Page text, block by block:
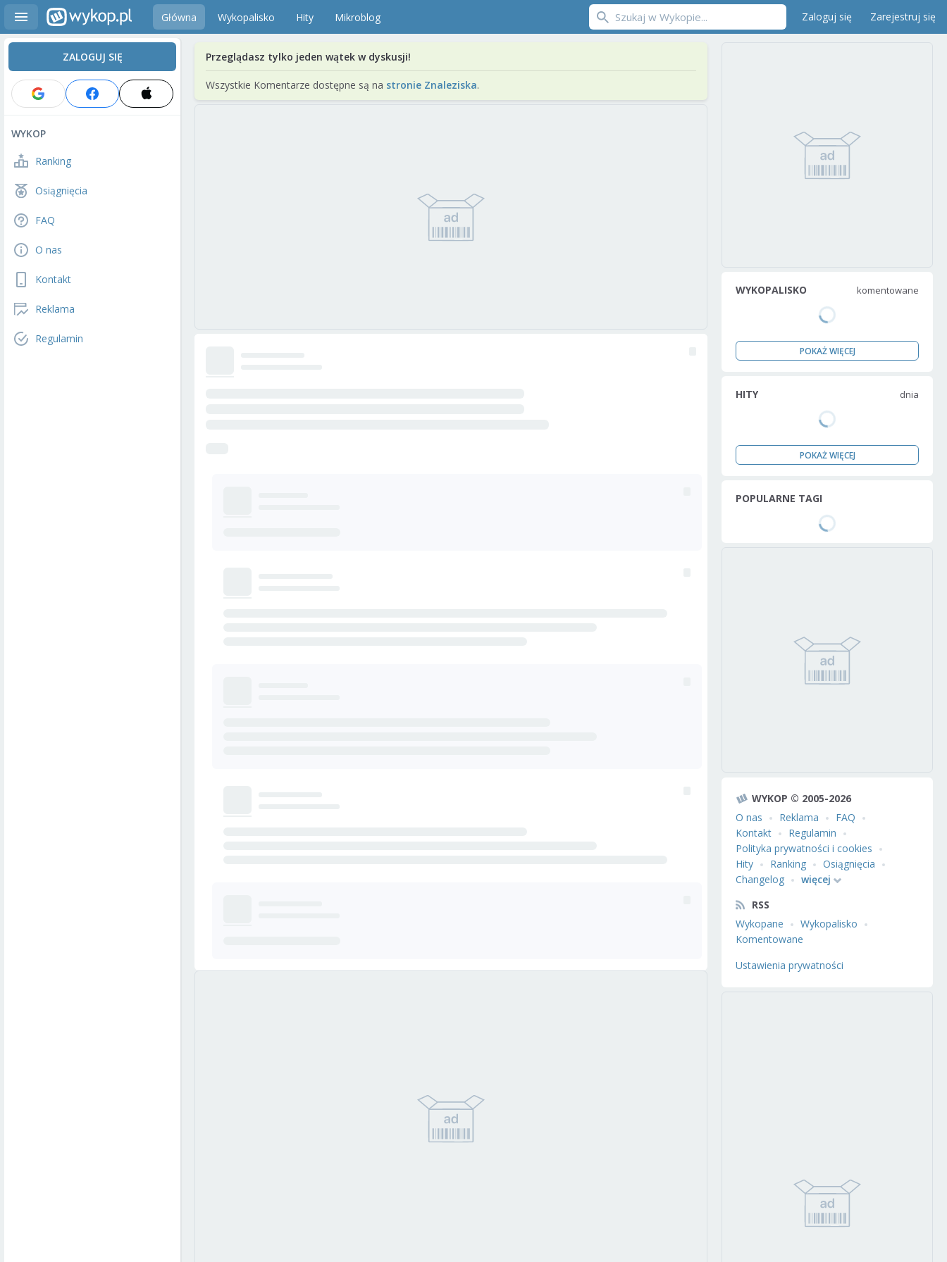
Główna Wykopalisko Hity Mikroblog Zaloguj się Zarejestruj się
ZALOGUJ SIĘ
WYKOP
Ranking
Osiągnięcia
FAQ
O nas
Kontakt
Reklama
Regulamin
Przeglądasz tylko jeden wątek w dyskusji!
Wszystkie Komentarze dostępne są na stronie Znaleziska.
WYKOPALISKO komentowane
POKAŻ WIĘCEJ
HITY dnia
POKAŻ WIĘCEJ
POPULARNE TAGI
WYKOP © 2005-2026
O nas
Reklama
FAQ
Kontakt
Regulamin
Polityka prywatności i cookies
Hity
Ranking
Osiągnięcia
Changelog
więcej
RSS
Wykopane
Wykopalisko
Komentowane
Ustawienia prywatności